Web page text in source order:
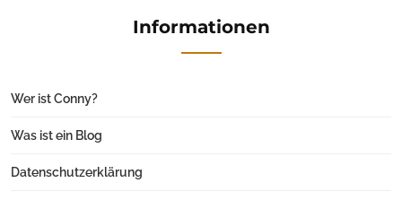
Informationen
Wer ist Conny?
Was ist ein Blog
Datenschutzerklärung